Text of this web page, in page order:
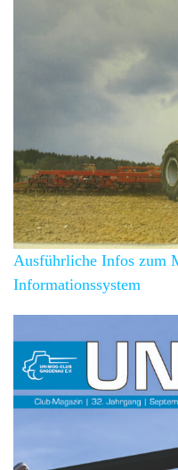
Ausführliche Infos zum
Informationssystem